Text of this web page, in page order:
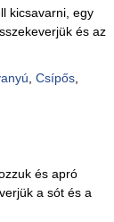
kicsavarni, egy
és az
Csípős,
és apró
a sót és a